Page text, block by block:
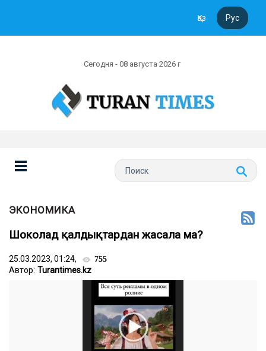
Қаз Рус
Сегодня - 08 августа 2026 г
ЭКОНОМИКА
Шоколад қалдықтардан жасала ма?
25.03.2023, 01:24, 755
Автор: Turantimes.kz